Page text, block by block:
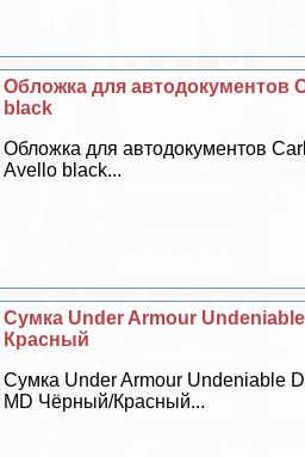
Обложка для автодокументов
black
Обложка для автодокументов
Avello black...
Сумка Under Armour
Красный
Сумка Under Armour Undeniable
MD Чёрный/Красный...